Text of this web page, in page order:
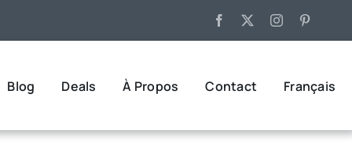
Blog Deals À Propos Contact Français